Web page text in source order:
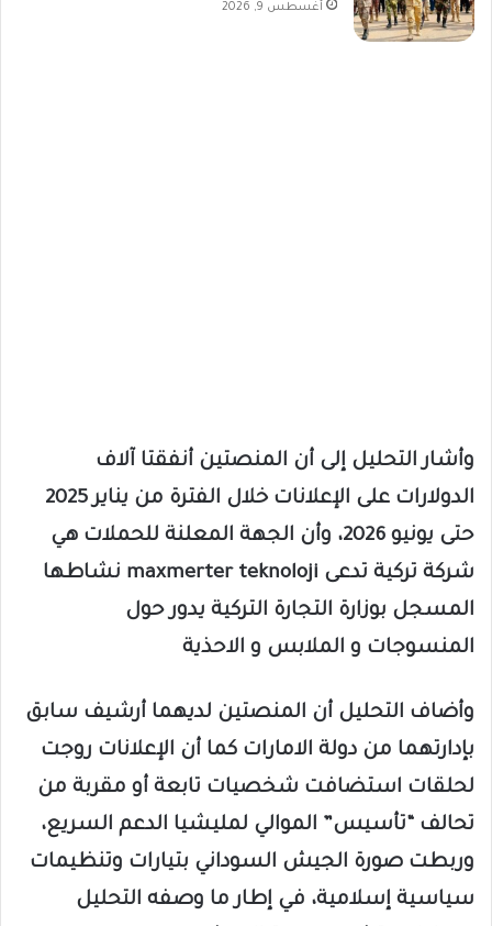
أغسطس 9, 2026
وأشار التحليل إلى أن المنصتين أنفقتا آلاف
الدولارات على الإعلانات خلال الفترة من يناير 2025
حتى يونيو 2026، وأن الجهة المعلنة للحملات هي
شركة تركية تدعى maxmerter teknoloji نشاطها
المسجل بوزارة التجارة التركية يدور حول
المنسوجات و الملابس و الاحذية
وأضاف التحليل أن المنصتين لديهما أرشيف سابق
بإدارتهما من دولة الامارات كما أن الإعلانات روجت
لحلقات استضافت شخصيات تابعة أو مقربة من
تحالف “تأسيس” الموالي لمليشيا الدعم السريع،
وربطت صورة الجيش السوداني بتيارات وتنظيمات
سياسية إسلامية، في إطار ما وصفه التحليل